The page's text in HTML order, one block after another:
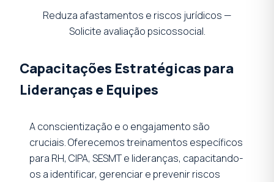
Reduza afastamentos e riscos jurídicos —
Solicite avaliação psicossocial.
Capacitações Estratégicas para
Lideranças e Equipes
A conscientização e o engajamento são
cruciais. Oferecemos treinamentos específicos
para RH, CIPA, SESMT e lideranças, capacitando-
os a identificar, gerenciar e prevenir riscos